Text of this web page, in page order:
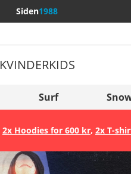
Siden1988
KVINDERKIDS
Surf
2x Hoodies for 600 kr, 2x T-